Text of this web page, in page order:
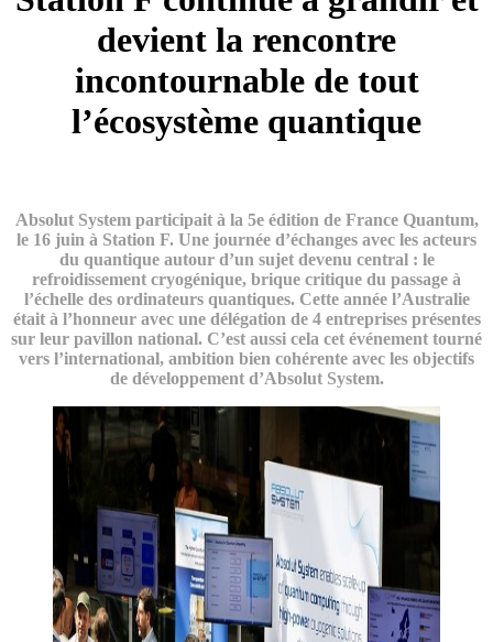
devient la rencontre
incontournable de tout
l’écosystème quantique
Absolut System participait à la 5e édition de France Quantum,
le 16 juin à Station F. Une journée d’échanges avec les acteurs
du quantique autour d’un sujet devenu central : le
refroidissement cryogénique, brique critique du passage à
l’échelle des ordinateurs quantiques. Cette année l’Australie
était à l’honneur avec une délégation de 4 entreprises présentes
sur leur pavillon national. C’est aussi cela cet événement tourné
vers l’international, ambition bien cohérente avec les objectifs
de développement d’Absolut System.